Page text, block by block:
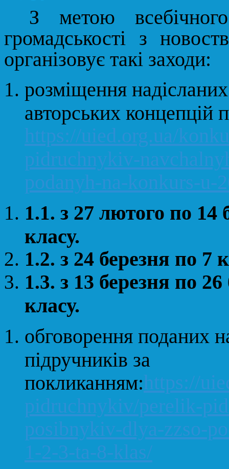
З метою всебічного
громадськості з
організовує такі заходи:
розміщення
авторських концепцій
https://uied.org.ua/
pidruchnykiv-
podanyh-na-konkurs-u-
1.1. з 27 лютого по 14
класу.
1.2. з 24 березня по 7
1.3. з 13 березня по
класу.
обговорення поданих
підручників за
покликанням:https://
pidruchnykiv/perelik-
posibnykiv-dlya-zzso-
1-2-3-ta-8-klas/